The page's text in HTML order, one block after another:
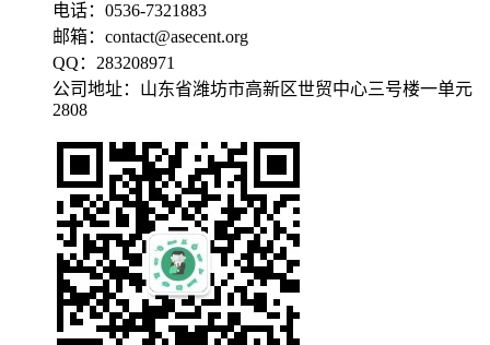
电话：0536-7321883
邮箱：contact@asecent.org
QQ：283208971
公司地址：山东省潍坊市高新区世贸中心三号楼一单元
2808